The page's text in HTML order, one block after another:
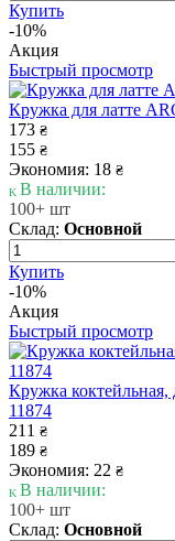
Купить
-10%
Акция
Быстрый просмотр
Кружка для латте
173 ₴
155 ₴
Экономия: 18 ₴
В наличии:
100+ шт
Склад: Основной
Купить
-10%
Акция
Быстрый просмотр
Кружка
11874
211 ₴
189 ₴
Экономия: 22 ₴
В наличии:
100+ шт
Склад: Основной